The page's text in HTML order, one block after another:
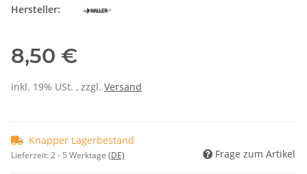
Hersteller:
8,50 €
inkl. 19% USt. , zzgl. Versand
Knapper Lagerbestand
Lieferzeit:2 - 5 Werktage (DE) Frage zum Artikel